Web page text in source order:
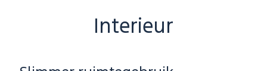
Interieur